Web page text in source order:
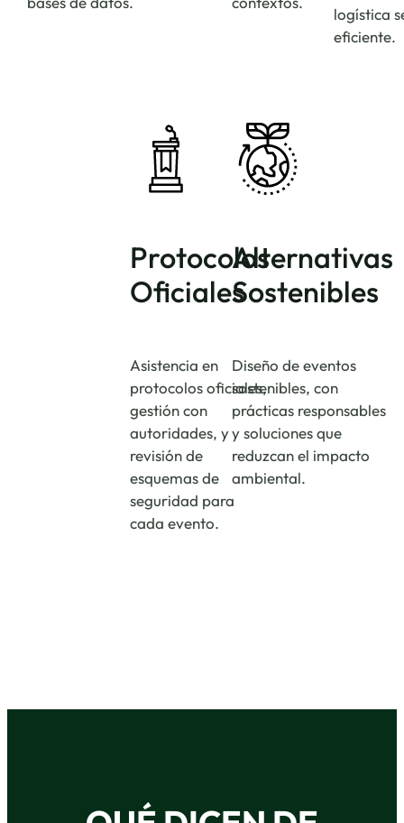
logística
eficiente.
Protocolos
Oficiales
Asistencia en
protocolos oficiales,
gestión con
autoridades, y
revisión de
esquemas de
seguridad para
cada evento.
Alternativas
Sostenibles
Diseño de eventos
sostenibles, con
prácticas responsables
y soluciones que
reduzcan el impacto
ambiental.